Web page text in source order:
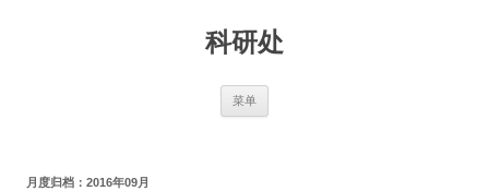
科研处
菜单
月度归档： 2016年09月